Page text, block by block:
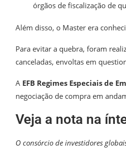
órgãos de fiscalização de
Além disso, o Master era
Para evitar a quebra, foram
canceladas, envoltas em
A EFB Regimes Especiais de
negociação de compra em
Veja a nota na
O consórcio de investidores